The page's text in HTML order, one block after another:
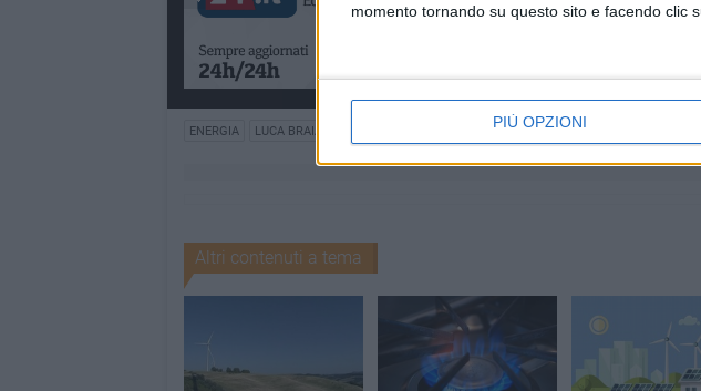
momento tornando su questo sito e facendo clic
PIÙ OPZIONI
ENERGIA LUCA BRAIA
Altri contenuti a tema